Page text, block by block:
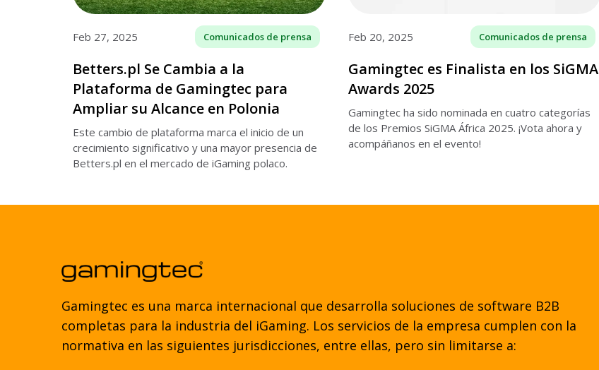
Feb 27, 2025 Comunicados de prensa
Betters.pl Se Cambia a la
Plataforma de Gamingtec para
Ampliar su Alcance en Polonia
Este cambio de plataforma marca el inicio de un
crecimiento significativo y una mayor presencia de
Betters.pl en el mercado de iGaming polaco.
Feb 20, 2025 Comunicados de prensa
Gamingtec es Finalista en los SiGMA
Awards 2025
Gamingtec ha sido nominada en cuatro categorías
de los Premios SiGMA África 2025. ¡Vota ahora y
acompáñanos en el evento!
Gamingtec es una marca internacional que desarrolla soluciones de software B2B
completas para la industria del iGaming. Los servicios de la empresa cumplen con la
normativa en las siguientes jurisdicciones, entre ellas, pero sin limitarse a: